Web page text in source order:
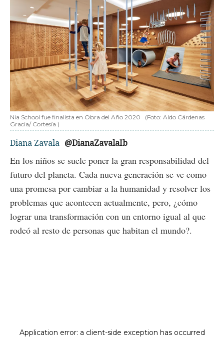
Nia School fue finalista en Obra del Año 2020
(Foto: Aldo Cárdenas
Gracia/ Cortesía )
Diana Zavala @DianaZavalaIb
En los niños se suele poner la gran responsabilidad del
futuro del planeta. Cada nueva generación se ve como
una promesa por cambiar a la humanidad y resolver los
problemas que acontecen actualmente, pero, ¿cómo
lograr una transformación con un entorno igual al que
rodeó al resto de personas que habitan el mundo?.